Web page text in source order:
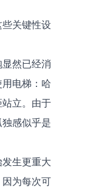
关键性设
然已经消
电梯：哈
立。由于
感似乎是
生更重大
为每次可